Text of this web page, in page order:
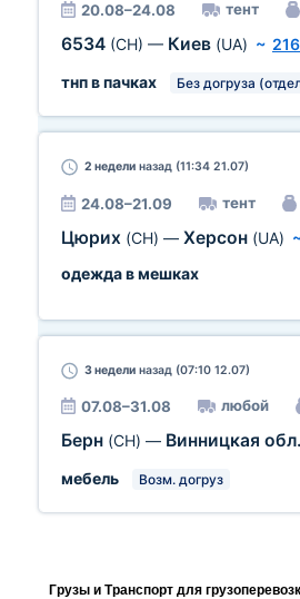
20.08–24.08 тент
6534 (CH) — Киев (UA) ~
тнп в пачках
Без догруза
2 недели назад (11:34 21.07)
24.08–21.09 тент
Цюрих (CH) — Херсон (UA)
одежда в мешках
3 недели назад (07:10 12.07)
07.08–31.08 любой
Берн (CH) — Винницкая обл.
мебель
Возм. догруз
Грузы и Транспорт для